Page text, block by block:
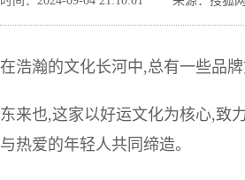
在浩瀚的文化长河中,总有一些品
东来也,这家以好运文化为核心,致
与热爱的年轻人共同缔造。